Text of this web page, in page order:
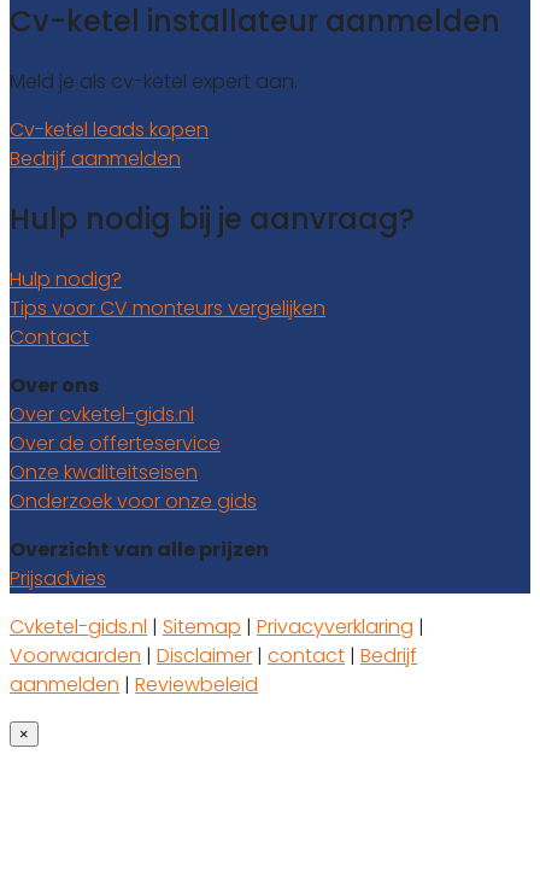
Cv-ketel installateur aanmelden
Meld je als cv-ketel expert aan.
Cv-ketel leads kopen
Bedrijf aanmelden
Hulp nodig bij je aanvraag?
Hulp nodig?
Tips voor CV monteurs vergelijken
Contact
Over ons
Over cvketel-gids.nl
Over de offerteservice
Onze kwaliteitseisen
Onderzoek voor onze gids
Overzicht van alle prijzen
Prijsadvies
Cvketel-gids.nl | Sitemap | Privacyverklaring |
Voorwaarden | Disclaimer | contact | Bedrijf
aanmelden | Reviewbeleid
×